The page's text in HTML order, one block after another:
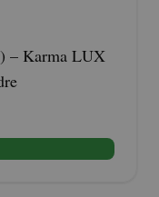
– Karma LUX